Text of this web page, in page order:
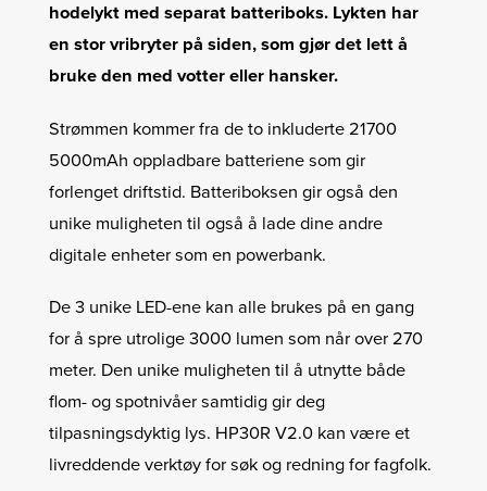
hodelykt med separat batteriboks. Lykten har
en stor vribryter på siden, som gjør det lett å
bruke den med votter eller hansker.
Strømmen kommer fra de to inkluderte 21700
5000mAh oppladbare batteriene som gir
forlenget driftstid. Batteriboksen gir også den
unike muligheten til også å lade dine andre
digitale enheter som en powerbank.
De 3 unike LED-ene kan alle brukes på en gang
for å spre utrolige 3000 lumen som når over 270
meter. Den unike muligheten til å utnytte både
flom- og spotnivåer samtidig gir deg
tilpasningsdyktig lys. HP30R V2.0 kan være et
livreddende verktøy for søk og redning for fagfolk.